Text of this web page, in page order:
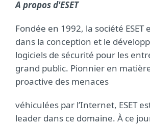
A propos d'ESET
Fondée en 1992, la société ESET
dans la conception et le
logiciels de sécurité pour les
grand public. Pionnier en
proactive des menaces
véhiculées par l’Internet, ESET
leader dans ce domaine. À ce